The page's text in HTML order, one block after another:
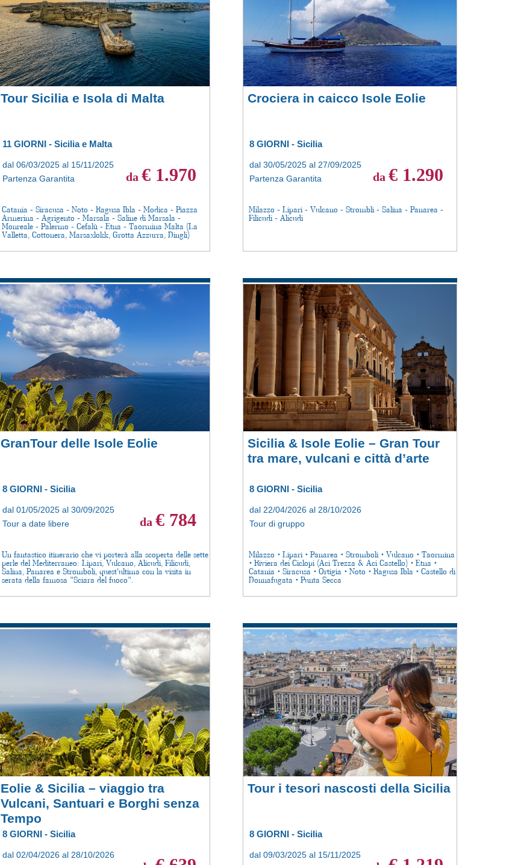
dal 06/03/2025 al 15/11/2025
Tour Sicilia e Isola di Malta
11 GIORNI - Sicilia e Malta
Partenza Garantita
Catania - Siracusa - Noto - Ragusa Ibla - Modica - Piazza
Armerina - Agrigento - Marsala - Saline di Marsala -
Monreale - Palermo - Cefalù - Etna - Taormina Malta (La
Valletta, Cottonera, Marsaxlokk, Grotta Azzurra, Dingli)
da € 1.970 dal 30/05/2025 al 27/09/2025
Crociera in caicco Isole Eolie
8 GIORNI - Sicilia
Partenza Garantita
Milazzo - Lipari - Vulcano - Strombli - Salina - Panarea -
Filicudi - Alicudi
da € 1.290
dal 01/05/2025 al 30/09/2025
GranTour delle Isole Eolie
8 GIORNI - Sicilia
Tour a date libere
Un fantastico itinerario che vi porterà alla scoperta delle sette
perle del Mediterraneo: Lipari, Vulcano, Alicudi, Filicudi,
Salina, Panarea e Stromboli, quest'ultima con la visita in
serata della famosa "Sciara del fuoco".
da € 784 dal 22/04/2026 al 28/10/2026
Sicilia & Isole Eolie – Gran Tour
tra mare, vulcani e città d’arte
8 GIORNI - Sicilia
Tour di gruppo
Milazzo • Lipari • Panarea • Stromboli • Vulcano • Taormina
• Riviera dei Ciclopi (Aci Trezza & Aci Castello) • Etna •
Catania • Siracusa • Ortigia • Noto • Ragusa Ibla • Castello di
Donnafugata • Punta Secca
dal 02/04/2026 al 28/10/2026
Eolie & Sicilia – viaggio tra
Vulcani, Santuari e Borghi senza
Tempo
8 GIORNI - Sicilia
dal 09/03/2025 al 15/11/2025
Tour i tesori nascosti della Sicilia
8 GIORNI - Sicilia